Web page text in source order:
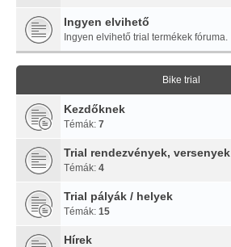
Ingyen elvihető
Ingyen elvihető trial termékek fóruma.
Bike trial
Kezdőknek
Témák: 7
Trial rendezvények, versenyek
Témák: 4
Trial pályák / helyek
Témák: 15
Hírek